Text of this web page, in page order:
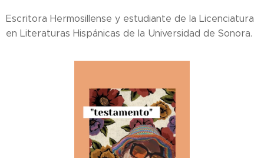
Escritora Hermosillense y estudiante de la Licenciatura
en Literaturas Hispánicas de la Universidad de Sonora.